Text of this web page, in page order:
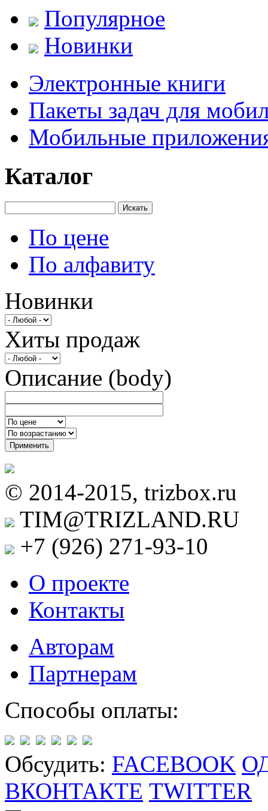
Популярное
Новинки
Электронные книги
Пакеты задач для
Мобильные
Каталог
Искать
По цене
По алфавиту
Новинки
Хиты продаж
Описание (body)
Применить
© 2014-2015, trizbox.ru
TIM@TRIZLAND.RU
+7 (926) 271-93-10
О проекте
Контакты
Авторам
Партнерам
Способы оплаты:
Обсудить: FACEBOOK
ВКОНТАКТЕ TWITTER